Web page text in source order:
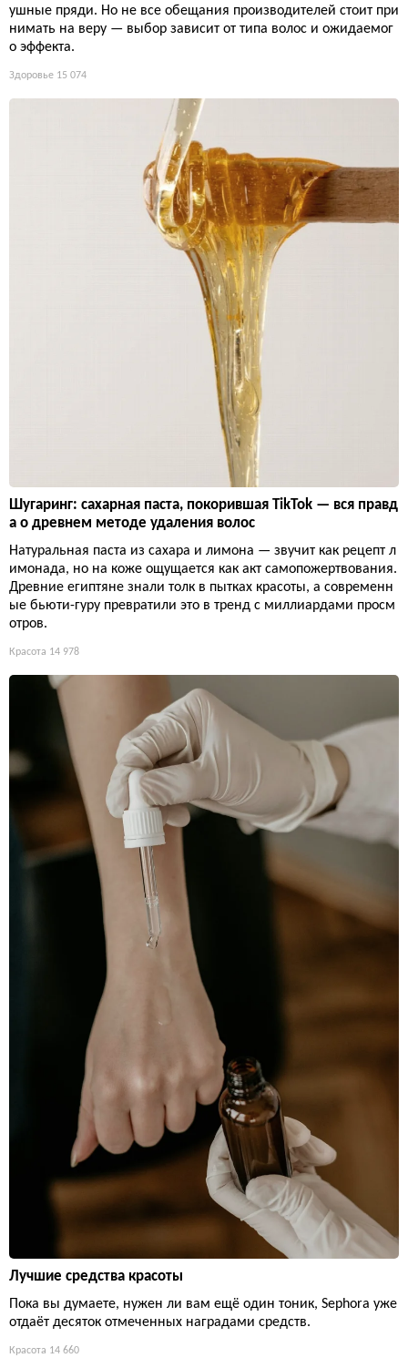
ушные пряди. Но не все обещания производителей стоит при
нимать на веру — выбор зависит от типа волос и ожидаемог
о эффекта.
Здоровье 15 074
Шугаринг: сахарная паста, покорившая TikTok — вся правд
а о древнем методе удаления волос
Натуральная паста из сахара и лимона — звучит как рецепт л
имонада, но на коже ощущается как акт самопожертвования.
Древние египтяне знали толк в пытках красоты, а современн
ые бьюти-гуру превратили это в тренд с миллиардами просм
отров.
Красота 14 978
Лучшие средства красоты
Пока вы думаете, нужен ли вам ещё один тоник, Sephora уже
отдаёт десяток отмеченных наградами средств.
Красота 14 660